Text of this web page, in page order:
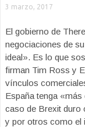
3 marzo, 2017
El gobierno de
negociaciones de
ideal». Es lo que
firman Tim Ross y
vínculos
España tenga
caso de Brexit duro
y por otros como el